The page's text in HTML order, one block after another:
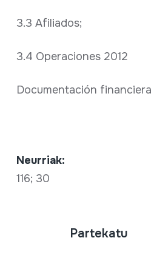
3.3 Afiliados;
3.4 Operaciones 2012
Documentación financiera
Neurriak:
116; 30
Partekatu